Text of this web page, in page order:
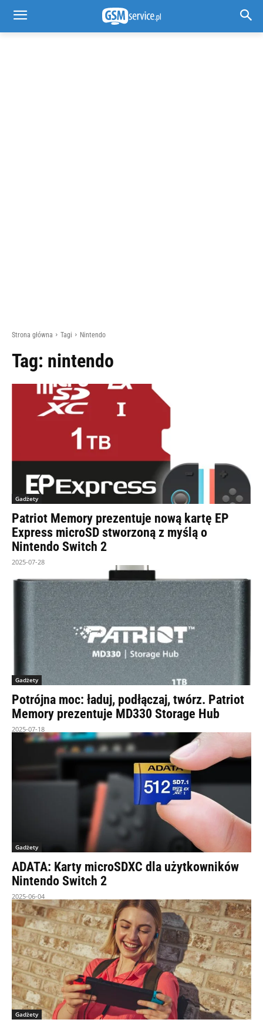
Strona główna Tagi Nintendo
Tag: nintendo
Gadżety
Patriot Memory prezentuje nową kartę EP
Express microSD stworzoną z myślą o
Nintendo Switch 2
2025-07-28
Gadżety
Potrójna moc: ładuj, podłączaj, twórz. Patriot
Memory prezentuje MD330 Storage Hub
2025-07-18
Gadżety
ADATA: Karty microSDXC dla użytkowników
Nintendo Switch 2
2025-06-04
Gadżety